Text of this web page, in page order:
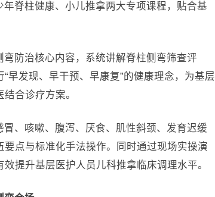
脊柱健康、小儿推拿两大专项课程，贴合基
防治核心内容，系统讲解脊柱侧弯筛查评
早发现、早干预、早康复”的健康理念，为基层
合诊疗方案。
、咳嗽、腹泻、厌食、肌性斜颈、发育迟缓
点与标准化手法操作。同时通过现场实操演
提升基层医护人员儿科推拿临床调理水平。